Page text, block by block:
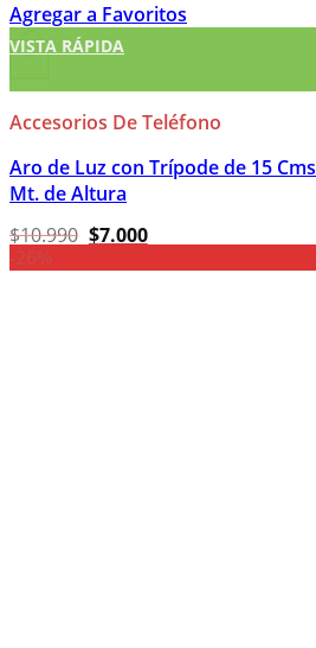
Agregar a Favoritos
+
VISTA RÁPIDA
Accesorios De Teléfono
Aro de Luz con Trípode de 15
Mt. de Altura
$10.990 El
precio
original
$7.000El
precio
actual